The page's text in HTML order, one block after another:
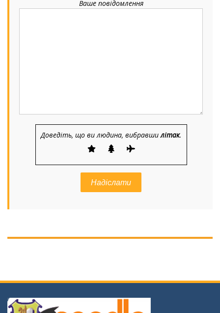
Ваше повідомлення
Доведіть, що ви людина, вибравшилітак.